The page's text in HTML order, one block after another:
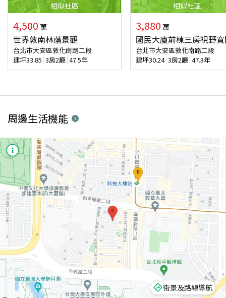
相似社區
4,500 萬
世界敦南林蔭景觀
台北市大安區敦化南路二段
建坪33.85 3房2廳 47.5年
相似社區
3,880 萬
國民大廈前棟三房視野
台北市大安區敦化南路二段
建坪30.24 3房2廳 47.3年
周邊生活機能
街景及路線導航